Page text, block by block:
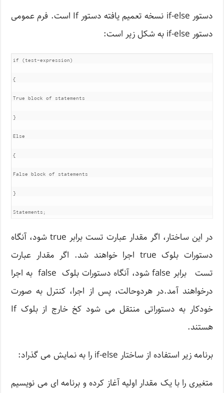
دستور if-else نسخه تعمیم یافته دستور If است. فرم عمومی
دستور if-else به شکل زیر است:
if (test-expression)
{
True block of statements
}
Else
{
False block of statements
}
Statements;
در این ساختار، اگر مقدار عبارت تست برابر true شود، آنگاه
دستورات بلوک true اجرا خواهند شد. اگر مقدار عبارت
تست برابر false شود، آنگاه دستورات بلوک false به اجرا
درخواهند آمد.در هردوحالت، پس از اجرا، کنترل به صورت
خودکار به دستوراتی منتقل می شود کخ خارج از بلوک If
هستند.
برنامه زیر استفاده از ساختار if-else را به نمایش می گذراد:
متغیری را با یک مقدار اولیه آغاز کرده و برنامه ای می نویسیم